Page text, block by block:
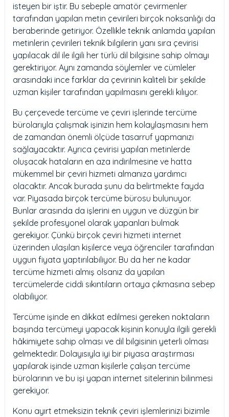
isteyen bir iştir. Bu sebeple amatör çevirmenler
tarafından yapılan metin çevirileri birçok noksanlığı da
beraberinde getiriyor. Özellikle teknik anlamda yapılan
metinlerin çevirileri teknik bilgilerin yanı sıra çevirisi
yapılacak dil ile ilgili her türlü dil bilgisine sahip olmayı
gerektiriyor. Aynı zamanda söylemler ve cümleler
arasındaki ince farklar da çevirinin kaliteli bir şekilde
uzman kişiler tarafından yapılmasını gerekli kılıyor.
Bu çerçevede tercüme ve çeviri işlerinde tercüme
bürolarıyla çalışmak işinizin hem kolaylaşmasını hem
de zamandan önemli ölçüde tasarruf yapmanızı
sağlayacaktır. Ayrıca çevirisi yapılan metinlerde
oluşacak hataların en aza indirilmesine ve hatta
mükemmel bir çeviri hizmeti almanıza yardımcı
olacaktır. Ancak burada şunu da belirtmekte fayda
var. Piyasada birçok tercüme bürosu bulunuyor.
Bunlar arasında da işlerini en uygun ve düzgün bir
şekilde profesyonel olarak yapanları bulmak
gerekiyor. Çünkü birçok çeviri hizmeti internet
üzerinden ulaşılan kişilerce veya öğrenciler tarafından
uygun fiyata yaptırılabiliyor. Bu da her ne kadar
tercüme hizmeti almış olsanız da yapılan
tercümelerde ciddi sıkıntıların ortaya çıkmasına sebep
olabiliyor.
Tercüme işinde en dikkat edilmesi gereken noktaların
başında tercümeyi yapacak kişinin konuyla ilgili gerekli
hâkimiyete sahip olması ve dil bilgisinin yeterli olması
gelmektedir. Dolayısıyla iyi bir piyasa araştırması
yapılarak işinde uzman kişilerle çalışan tercüme
bürolarının ve bu işi yapan internet sitelerinin bilinmesi
gerekiyor.
Konu ayırt etmeksizin teknik çeviri işlemlerinizi bizimle